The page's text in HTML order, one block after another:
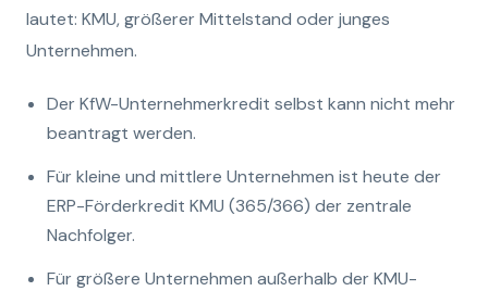
lautet: KMU, größerer Mittelstand oder junges
Unternehmen.
Der KfW-Unternehmerkredit selbst kann nicht mehr
beantragt werden.
Für kleine und mittlere Unternehmen ist heute der
ERP-Förderkredit KMU (365/366) der zentrale
Nachfolger.
Für größere Unternehmen außerhalb der KMU-